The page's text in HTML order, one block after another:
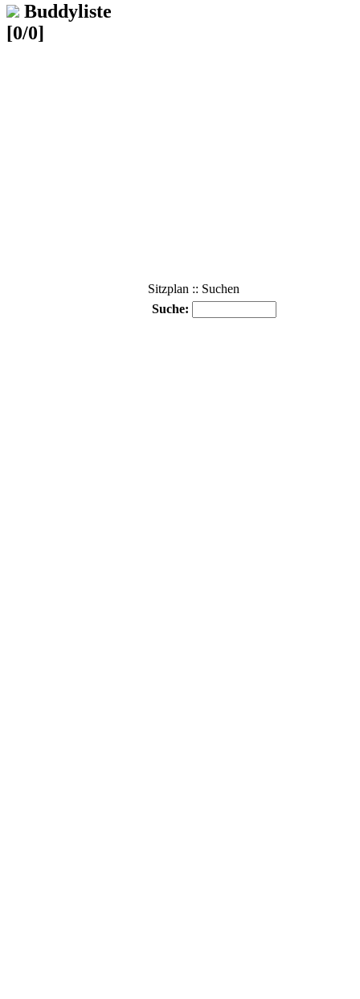
Buddyliste
[0/0]
Sitzplan :: Suchen
Suche: